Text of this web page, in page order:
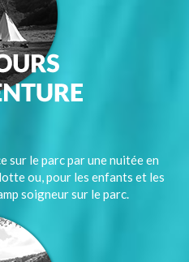
sur le parc par une nuitée en
ou, pour les enfants et les
soigneur sur le parc.